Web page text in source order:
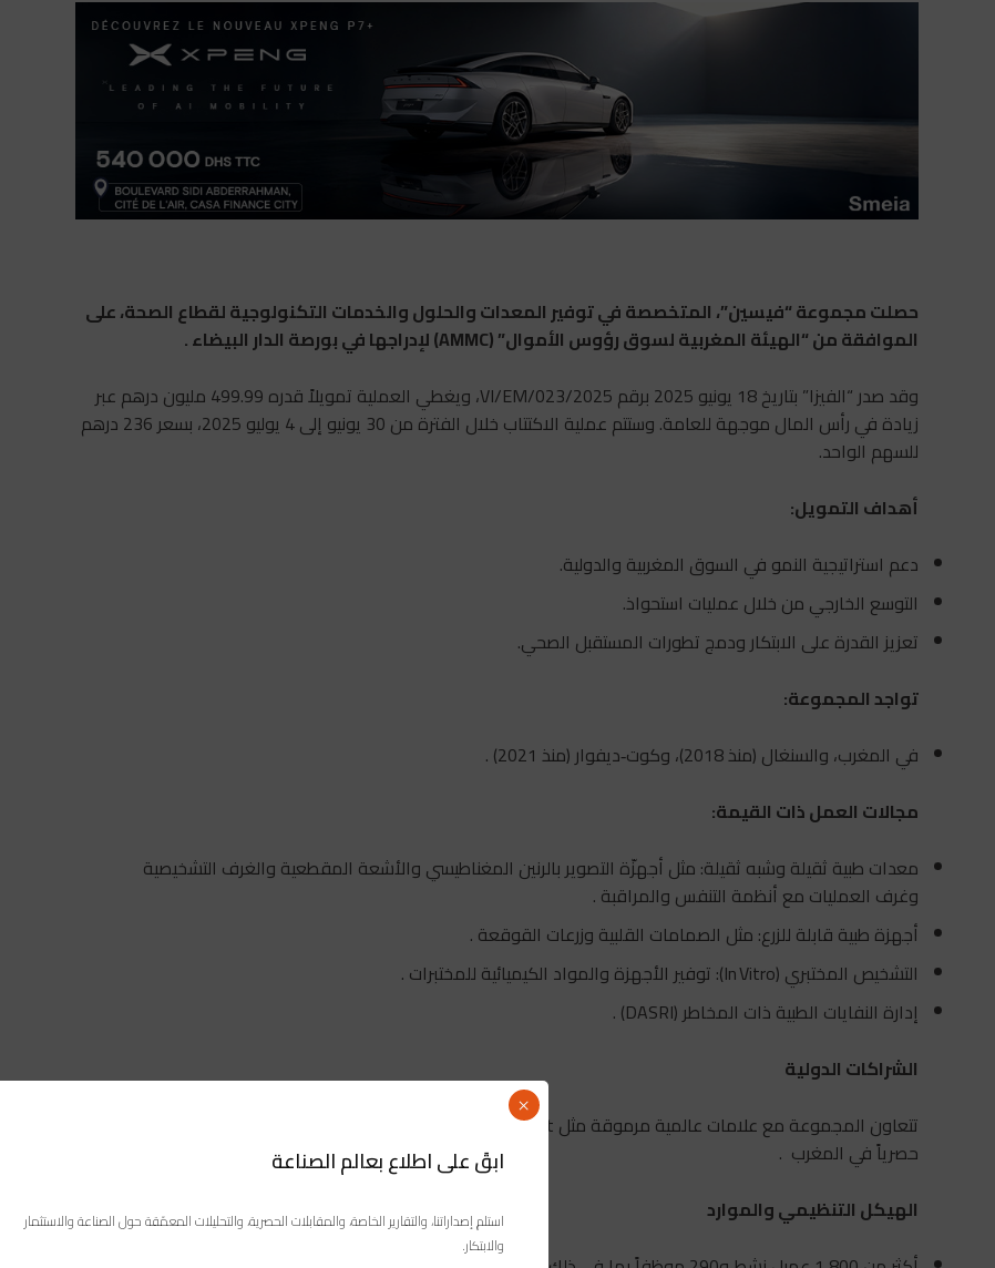
حصلت مجموعة “فيسين”، المتخصصة في توفير المعدات والحلول والخدمات التكنولوجية لقطاع الصحة، على
الموافقة من “الهيئة المغربية لسوق رؤوس الأموال” (AMMC) لإدراجها في بورصة الدار البيضاء .
وقد صدر “الفيزا” بتاريخ 18 يونيو 2025 برقم VI/EM/023/2025، ويغطي العملية تمويلاً قدره 499.99 مليون درهم عبر
زيادة في رأس المال موجهة للعامة. وستتم عملية الاكتتاب خلال الفترة من 30 يونيو إلى 4 يوليو 2025، بسعر 236 درهم
للسهم الواحد.
أهداف التمويل:
دعم استراتيجية النمو في السوق المغربية والدولية.
التوسع الخارجي من خلال عمليات استحواذ.
تعزيز القدرة على الابتكار ودمج تطورات المستقبل الصحي.
تواجد المجموعة:
في المغرب، والسنغال (منذ 2018)، وكوت‑ديفوار (منذ 2021) .
مجالات العمل ذات القيمة:
معدات طبية ثقيلة وشبه ثقيلة: مثل أجهزّة التصوير بالرنين المغناطيسي والأشعة المقطعية والغرف التشخيصية
وغرف العمليات مع أنظمة التنفس والمراقبة .
أجهزة طبية قابلة للزرع: مثل الصمامات القلبية وزرعات القوقعة .
التشخيص المختبري (In Vitro): توفير الأجهزة والمواد الكيميائية للمختبرات .
إدارة النفايات الطبية ذات المخاطر (DASRI) .
الشراكات الدولية
حصرياً في المغرب .
الهيكل التنظيمي والموارد
ابقَ على اطلاع بعالم الصناعة
استلم إصداراتنا، والتقارير الخاصة، والمقابلات الحصرية، والتحليلات المعمّقة حول الصناعة والاستثمار
والابتكار.
×